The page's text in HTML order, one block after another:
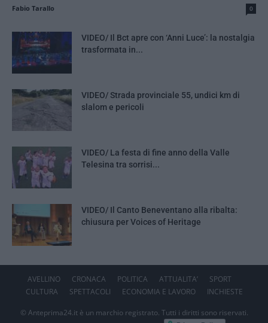
Fabio Tarallo 0
VIDEO/ Il Bct apre con ‘Anni Luce’: la nostalgia
trasformata in...
VIDEO/ Strada provinciale 55, undici km di
slalom e pericoli
VIDEO/ La festa di fine anno della Valle
Telesina tra sorrisi...
VIDEO/ Il Canto Beneventano alla ribalta:
chiusura per Voices of Heritage
AVELLINO CRONACA POLITICA ATTUALITA’
SPORT
CULTURA
SPETTACOLI ECONOMIA E LAVORO INCHIESTE
© Anteprima24.it è un marchio registrato. Tutti i diritti sono riservati.